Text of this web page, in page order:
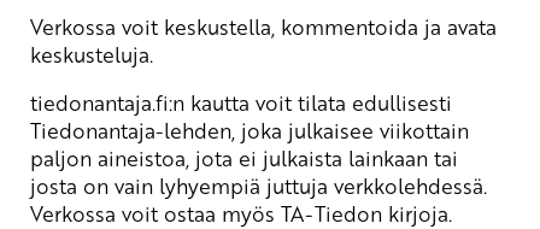
Verkossa voit keskustella, kommentoida ja avata
keskusteluja.
tiedonantaja.fi:n kautta voit tilata edullisesti
Tiedonantaja-lehden, joka julkaisee viikottain
paljon aineistoa, jota ei julkaista lainkaan tai
josta on vain lyhyempiä juttuja verkkolehdessä.
Verkossa voit ostaa myös TA-Tiedon kirjoja.